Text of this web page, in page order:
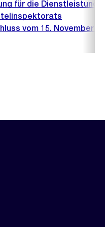
für die
vom 15. November